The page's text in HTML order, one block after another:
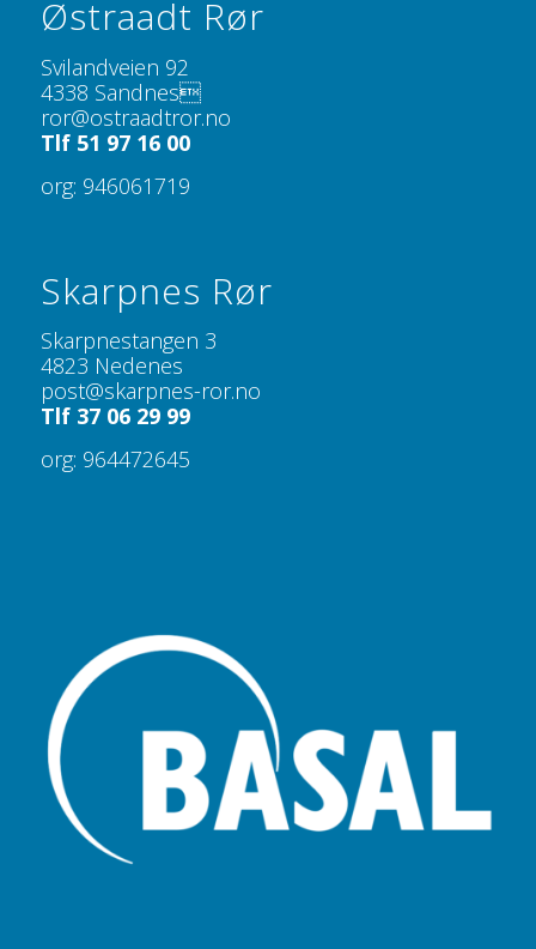
Østraadt Rør
Svilandveien 92
4338 Sandnes
ror@ostraadtror.no
Tlf 51 97 16 00
org: 946061719
Skarpnes Rør
Skarpnestangen 3
4823 Nedenes
post@skarpnes-ror.no
Tlf 37 06 29 99
org: 964472645